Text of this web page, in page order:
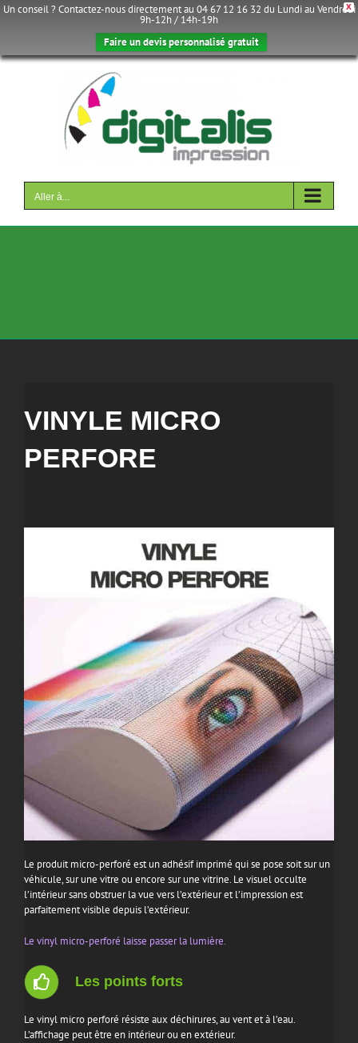
X
Un conseil ? Contactez-nous directement au 04 67 12 16 32 du Lundi au Vendredi
9h-12h / 14h-19h
Faire un devis personnalisé gratuit
Passer
Aller à...
VINYLE MICRO
PERFORE
Le produit micro-perforé est un adhésif imprimé qui se pose soit sur un
véhicule, sur une vitre ou encore sur une vitrine. Le visuel occulte
l’intérieur sans obstruer la vue vers l’extérieur et l’impression est
parfaitement visible depuis l’extérieur.
Le vinyl micro-perforé laisse passer la lumière.
Les points forts
Le vinyl micro perforé résiste aux déchirures, au vent et à l’eau.
L’affichage peut être en intérieur ou en extérieur.